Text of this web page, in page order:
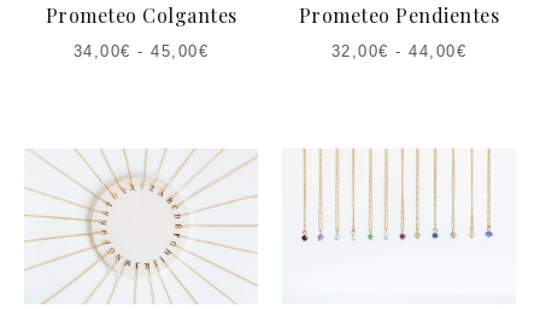
Prometeo Colgantes
34,00€ -45,00€
Prometeo Pendientes
32,00€ -44,00€